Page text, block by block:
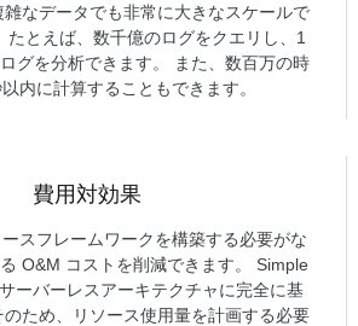
なデータでも非常に大きなスケールで
たとえば、数千億のログをクエリし、1
グを分析できます。 また、数百万の時
内に計算することもできます。
費用対効果
スフレームワークを構築する必要がな
O&M コストを削減できます。 Simple
ーバーレスアーキテクチャに完全に基
ため、リソース使用量を計画する必要